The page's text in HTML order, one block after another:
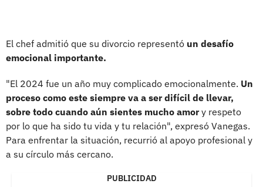
El chef admitió que su divorcio representó un desafío
emocional importante.
"El 2024 fue un año muy complicado emocionalmente. Un
proceso como este siempre va a ser difícil de llevar,
sobre todo cuando aún sientes mucho amory respeto
por lo que ha sido tu vida y tu relación", expresó Vanegas.
Para enfrentar la situación, recurrió al apoyo profesional y
a su círculo más cercano.
PUBLICIDAD